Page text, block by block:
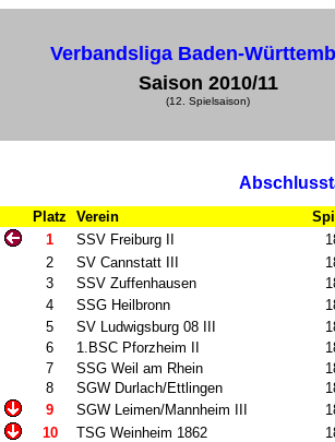
Verbandsliga Baden-
Saison 2010/11
(12. Spielsaison)
Platz Verein
1
SSV Freiburg II
2
SV Cannstatt III
3
SSV Zuffenhausen
4
SSG Heilbronn
5
SV Ludwigsburg 08 III
6
1.BSC Pforzheim II
7
SSG Weil am Rhein
8
SGW Durlach/Ettlingen
9
SGW Leimen/Mannheim III
10
TSG Weinheim 1862